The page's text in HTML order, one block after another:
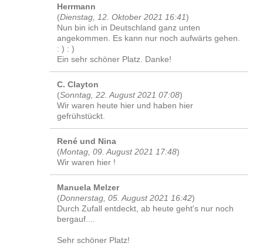
Herrmann
(Dienstag, 12. Oktober 2021 16:41)
Nun bin ich in Deutschland ganz unten
angekommen. Es kann nur noch aufwärts gehen.
: ) : )
Ein sehr schöner Platz. Danke!
C. Clayton
(Sonntag, 22. August 2021 07:08)
Wir waren heute hier und haben hier
gefrühstückt.
René und Nina
(Montag, 09. August 2021 17:48)
Wir waren hier !
Manuela Melzer
(Donnerstag, 05. August 2021 16:42)
Durch Zufall entdeckt, ab heute geht's nur noch
bergauf....
Sehr schöner Platz!